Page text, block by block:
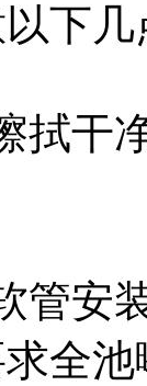
下几
干净
安装
全